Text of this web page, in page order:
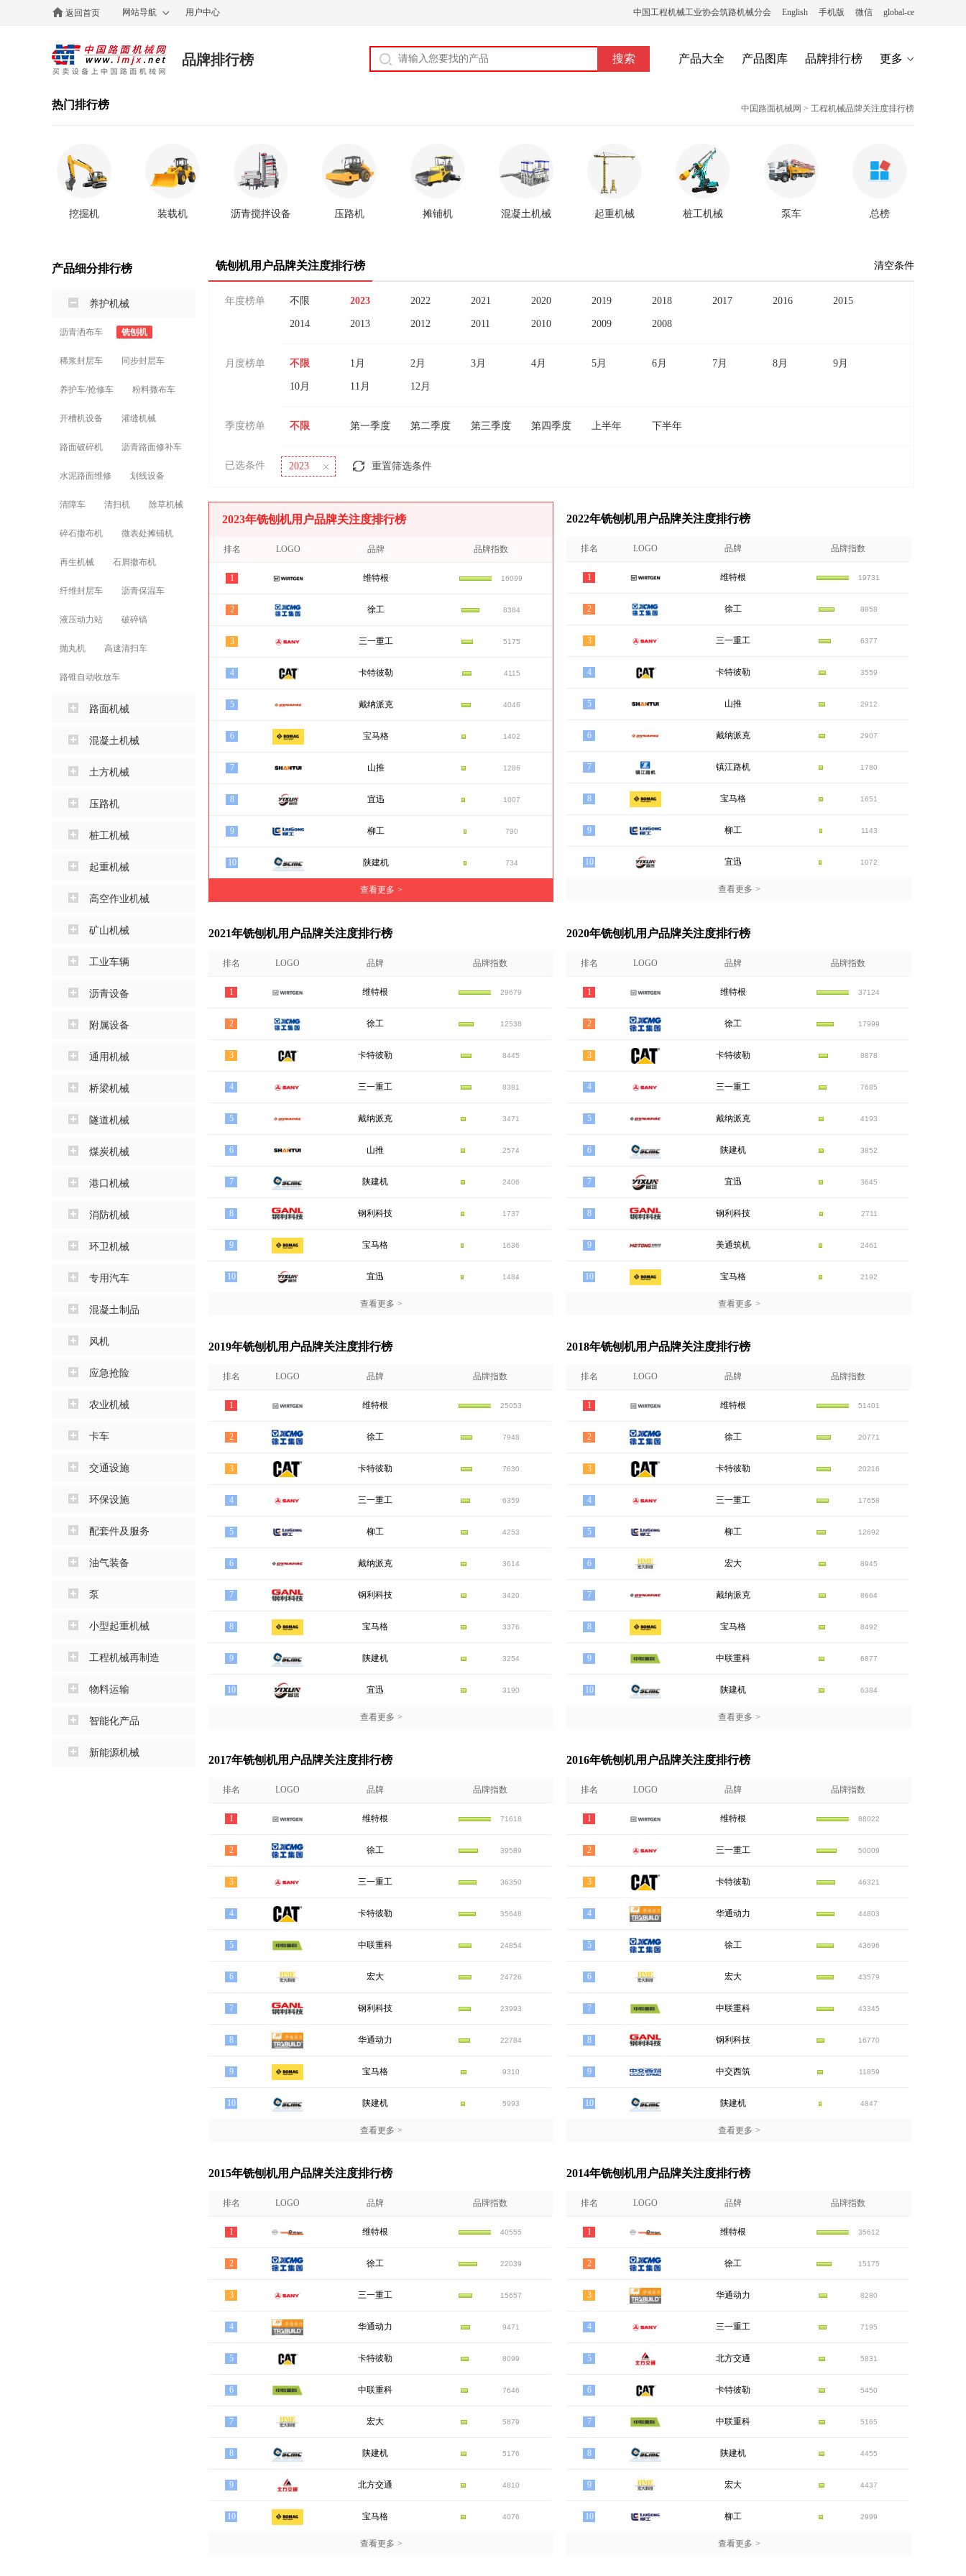
返回首页 网站导航 用户中心 中国工程机械工业协会筑路机械分会 English 手机版 微信 global-ce
品牌排行榜 产品大全 产品图库 品牌排行榜 更多
热门排行榜 中国路面机械网 > 工程机械品牌关注度排行榜
挖掘机 装载机 沥青搅拌设备 压路机 摊铺机 混凝土机械 起重机械 桩工机械 泵车 总榜
产品细分排行榜
养护机械
沥青洒布车 铣刨机
稀浆封层车 同步封层车
养护车/抢修车 粉料撒布车
开槽机设备 灌缝机械
路面破碎机 沥青路面修补车
水泥路面维修 划线设备
清障车 清扫机 除草机械
碎石撒布机 微表处摊铺机
再生机械 石屑撒布机
纤维封层车 沥青保温车
液压动力站 破碎镐
抛丸机 高速清扫车
路锥自动收放车
路面机械
混凝土机械
土方机械
压路机
桩工机械
起重机械
高空作业机械
矿山机械
工业车辆
沥青设备
附属设备
通用机械
桥梁机械
隧道机械
煤炭机械
港口机械
消防机械
环卫机械
专用汽车
混凝土制品
风机
应急抢险
农业机械
卡车
交通设施
环保设施
配套件及服务
油气装备
泵
小型起重机械
工程机械再制造
物料运输
智能化产品
新能源机械
铣刨机用户品牌关注度排行榜 清空条件
年度榜单 不限 2023 2022 2021 2020 2019 2018 2017 2016 2015
2014 2013 2012 2011 2010 2009 2008
月度榜单 不限 1月 2月 3月 4月 5月 6月 7月 8月 9月
10月 11月 12月
季度榜单 不限 第一季度 第二季度 第三季度 第四季度 上半年 下半年
已选条件 2023 重置筛选条件
2023年铣刨机用户品牌关注度排行榜
排名 LOGO 品牌 品牌指数
1 维特根 16099
2 徐工 8384
3 三一重工 5175
4 卡特彼勒 4115
5 戴纳派克 4046
6 宝马格 1402
7 山推 1286
8 宜迅 1007
9 柳工 790
10 陕建机 734
查看更多 >
2022年铣刨机用户品牌关注度排行榜
排名 LOGO 品牌 品牌指数
1 维特根 19731
2 徐工 8858
3 三一重工 6377
4 卡特彼勒 3559
5 山推 2912
6 戴纳派克 2907
7 镇江路机 1780
8 宝马格 1651
9 柳工 1143
10 宜迅 1072
查看更多 >
2021年铣刨机用户品牌关注度排行榜
排名 LOGO 品牌 品牌指数
1 维特根 29679
2 徐工 12538
3 卡特彼勒 8445
4 三一重工 8381
5 戴纳派克 3471
6 山推 2574
7 陕建机 2406
8 钢利科技 1737
9 宝马格 1636
10 宜迅 1484
查看更多 >
2020年铣刨机用户品牌关注度排行榜
排名 LOGO 品牌 品牌指数
1 维特根 37124
2 徐工 17999
3 卡特彼勒 8878
4 三一重工 7685
5 戴纳派克 4193
6 陕建机 3852
7 宜迅 3645
8 钢利科技 2711
9 美通筑机 2461
10 宝马格 2192
查看更多 >
2019年铣刨机用户品牌关注度排行榜
排名 LOGO 品牌 品牌指数
1 维特根 25053
2 徐工 7948
3 卡特彼勒 7630
4 三一重工 6359
5 柳工 4253
6 戴纳派克 3614
7 钢利科技 3420
8 宝马格 3376
9 陕建机 3254
10 宜迅 3190
查看更多 >
2018年铣刨机用户品牌关注度排行榜
排名 LOGO 品牌 品牌指数
1 维特根 51401
2 徐工 20771
3 卡特彼勒 20216
4 三一重工 17658
5 柳工 12692
6 宏大 8945
7 戴纳派克 8664
8 宝马格 8492
9 中联重科 6877
10 陕建机 6384
查看更多 >
2017年铣刨机用户品牌关注度排行榜
排名 LOGO 品牌 品牌指数
1 维特根 71618
2 徐工 39589
3 三一重工 36350
4 卡特彼勒 35648
5 中联重科 24854
6 宏大 24726
7 钢利科技 23993
8 华通动力 22784
9 宝马格 9310
10 陕建机 5993
查看更多 >
2016年铣刨机用户品牌关注度排行榜
排名 LOGO 品牌 品牌指数
1 维特根 88022
2 三一重工 50009
3 卡特彼勒 46321
4 华通动力 44803
5 徐工 43696
6 宏大 43579
7 中联重科 43345
8 钢利科技 16770
9 中交西筑 11859
10 陕建机 4847
查看更多 >
2015年铣刨机用户品牌关注度排行榜
排名 LOGO 品牌 品牌指数
1 维特根 40555
2 徐工 22039
3 三一重工 15657
4 华通动力 9471
5 卡特彼勒 8099
6 中联重科 7646
7 宏大 5879
8 陕建机 5176
9 北方交通 4810
10 宝马格 4076
查看更多 >
2014年铣刨机用户品牌关注度排行榜
排名 LOGO 品牌 品牌指数
1 维特根 35612
2 徐工 15175
3 华通动力 8280
4 三一重工 7195
5 北方交通 5831
6 卡特彼勒 5450
7 中联重科 5165
8 陕建机 4455
9 宏大 4437
10 柳工 2999
查看更多 >